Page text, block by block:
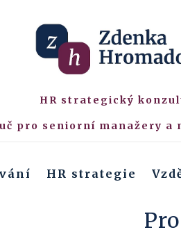
HR strategický
pro seniorní manažery a
HR strategie